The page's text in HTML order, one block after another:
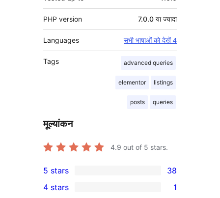
PHP version 7.0.0 या ज्यादा
Languages सभी भाषाओं को देखें 4
Tags advanced queries
elementor listings
posts queries
मूल्यांकन
4.9 out of 5 stars.
38
5-
5 stars 38
4 stars 1